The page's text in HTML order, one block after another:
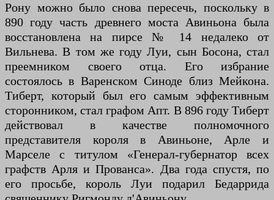
Рону можно было снова пересечь, поскольку в
890 году часть древнего моста Авиньона была
восстановлена ​​на пирсе № 14 недалеко от
Вильнева. В том же году Луи, сын Босона, стал
преемником своего отца. Его избрание
состоялось в Варенском Синоде близ Мейкона.
Тиберт, который был его самым эффективным
сторонником, стал графом Апт. В 896 году Тиберт
действовал в качестве полномочного
представителя короля в Авиньоне, Арле и
Марселе с титулом «Генерал-губернатор всех
графств Арля и Прованса». Два года спустя, по
его просьбе, король Луи подарил Бедаррида